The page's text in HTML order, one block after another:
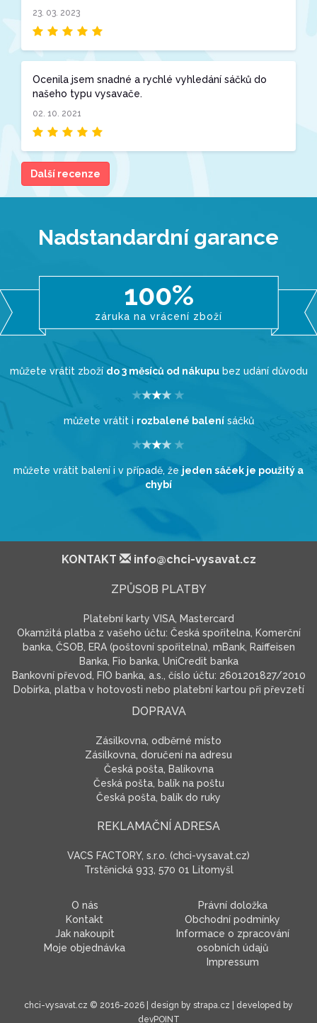
23. 03. 2023
Ocenila jsem snadné a rychlé vyhledání sáčků do
našeho typu vysavače.
02. 10. 2021
Další recenze
Nadstandardní garance
100%
záruka na vrácení zboží
můžete vrátit zboží do 3 měsíců od nákupubez udání důvodu
můžete vrátit i rozbalené balenísáčků
můžete vrátit balení i v případě, že jeden sáček je použitý a
chybí
KONTAKT info@chci-vysavat.cz
ZPŮSOB PLATBY
Platební karty VISA, Mastercard
Okamžitá platba z vašeho účtu: Česká spořitelna, Komerční
banka, ČSOB, ERA (poštovní spořitelna), mBank, Raiffeisen
Banka, Fio banka, UniCredit banka
Bankovní převod, FIO banka, a.s., číslo účtu: 2601201827/2010
Dobírka, platba v hotovosti nebo platební kartou při převzetí
DOPRAVA
Zásilkovna, odběrné místo
Zásilkovna, doručení na adresu
Česká pošta, Balíkovna
Česká pošta, balík na poštu
Česká pošta, balík do ruky
REKLAMAČNÍ ADRESA
VACS FACTORY, s.r.o. (chci-vysavat.cz)
Trstěnická 933, 570 01 Litomyšl
O nás
Kontakt
Jak nakoupit
Moje objednávka
Právní doložka
Obchodní podmínky
Informace o zpracování
osobních údajů
Impressum
chci-vysavat.cz © 2016-2026 | design by strapa.cz | developed by
devPOINT